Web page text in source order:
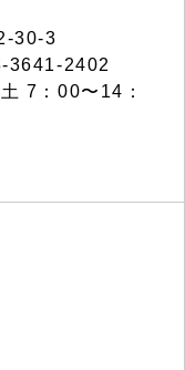
30-3
3641-2402
7：00〜14：